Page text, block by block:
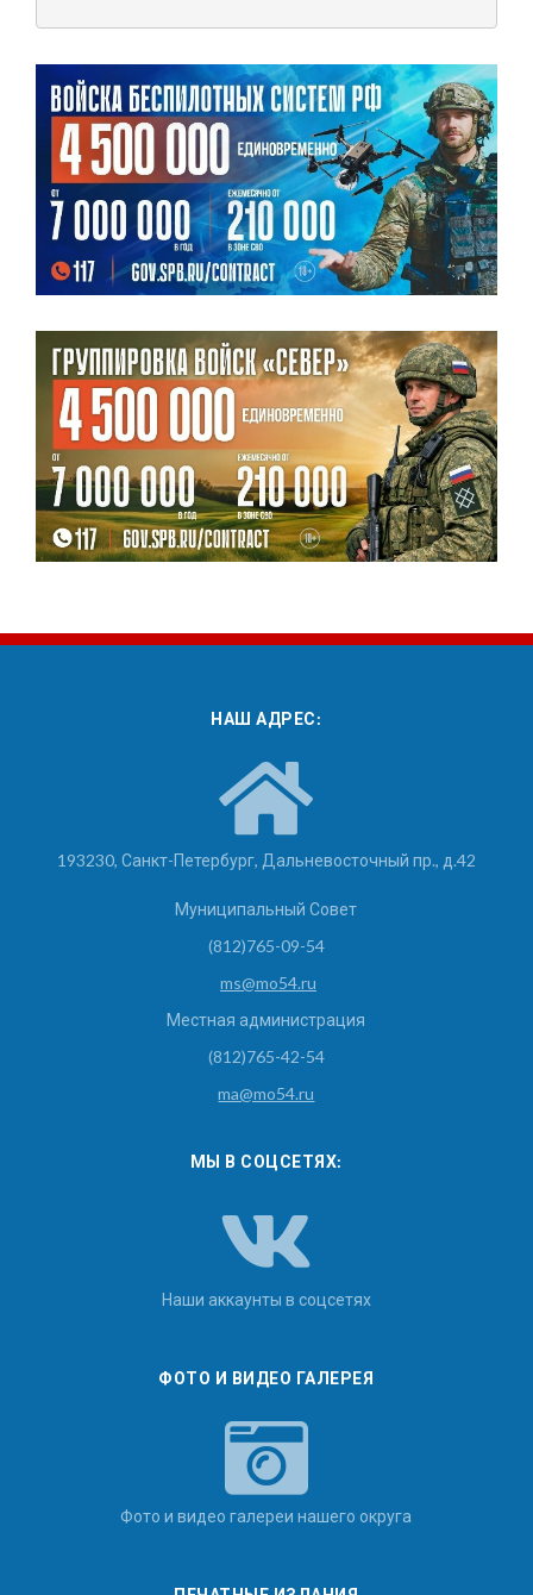
НАШ АДРЕС:
193230, Санкт-Петербург, Дальневосточный пр., д.42
Муниципальный Совет
(812)765-09-54
ms@mo54.ru
Местная администрация
(812)765-42-54
ma@mo54.ru
МЫ В СОЦСЕТЯХ:
Наши аккаунты в соцсетях
ФОТО И ВИДЕО ГАЛЕРЕЯ
Фото и видео галереи нашего округа